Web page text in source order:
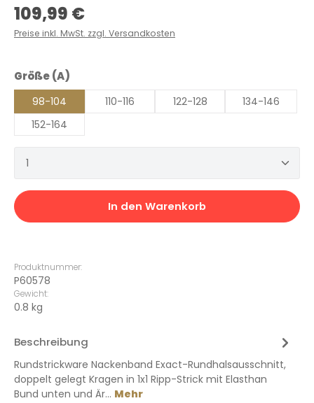
Regulärer Preis:
109,99 €
Preise inkl. MwSt. zzgl. Versandkosten
Größe (A)
98-104 110-116 122-128
134-146
152-164
Produkt Anzahl: Gib den gewünschten Wert
In den Warenkorb
Produktnummer:
P60578
Gewicht:
0.8 kg
Beschreibung
Rundstrickware Nackenband Exact-Rundhalsausschnitt,
doppelt gelegt Kragen in 1x1 Ripp-Strick mit Elasthan
Bund unten und Är… Mehr